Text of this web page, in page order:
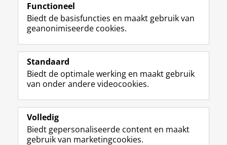
Volg de RUG
F
a
e
b
o
p
a
L
i
k
e
I
-
p
R
S
-
f
e
R
I
n
t
r
m
Y
o
T
e
k
Studiekiezers
Alumni
Over ons
Functioneel
Biedt de basisfuncties en maakt gebruik van
geanonimiseerde cookies.
Standaard
Biedt de optimale werking en maakt gebruik
van onder andere videocookies.
Volledig
Biedt gepersonaliseerde content en maakt
gebruik van marketingcookies.